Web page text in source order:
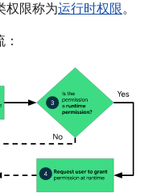
权限称为运行时权限。